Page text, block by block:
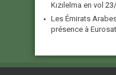
Kızılelma en vol
Les Émirats
présence à